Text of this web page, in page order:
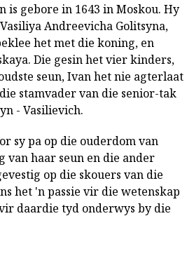
is gebore in 1643 in Moskou. Hy
Andreevicha Golitsyna,
het met die koning, en
Die gesin het vier kinders,
seun, Ivan het nie agterlaat
stamvader van die senior-tak
- Vasilievich.
sy pa op die ouderdom van
van haar seun en die ander
op die skouers van die
het 'n passie vir die wetenskap
daardie tyd onderwys by die